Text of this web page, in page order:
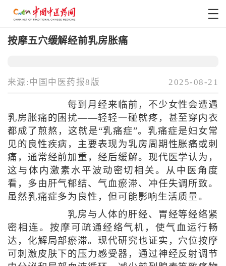
按摩五穴缓解经前乳房胀痛
来源:中国中医药报8版 2025-08-21
每到月经来临前，不少女性会遭遇
乳房胀痛的困扰——轻轻一碰就疼，甚至穿内衣
都成了煎熬，这就是“乳痛症”。乳痛症是妇女常
见的良性疾病，主要表现为乳房周期性胀痛或刺
痛，通常经前加重，经后缓解。现代医学认为，
这与体内激素水平波动密切相关。从中医角度
看，多由肝气郁结、气血瘀滞、冲任失调所致。
虽然乳痛症多为良性，但可能影响生活质量。
乳房与人体的肝经、胃经等经络紧
密相连。按摩可疏通经络气机，使气血运行畅
达，化解局部瘀滞。现代研究也证实，穴位按摩
可刺激皮肤下的压力感受器，通过神经反射调节